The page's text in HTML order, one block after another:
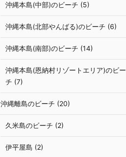
沖縄本島(中部)のビーチ (5)
沖縄本島(北部やんばる)のビーチ (6)
沖縄本島(南部)のビーチ (14)
沖縄本島(恩納村リゾートエリア)のビー
チ (7)
沖縄離島のビーチ (20)
久米島のビーチ (2)
伊平屋島 (2)